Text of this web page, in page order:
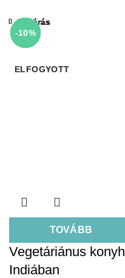
-10%
ELFOGYOTT
TOVÁBB
Bezárás
Vegetáriánus
Indiában
-10%
ELFOGYOTT
Bezárás
-10%
ELFOGYOTT
Bezárás
-10%
ELFOGYOTT
Bezárás
-10%
ELFOGYOTT
Bezárás
-10%
ELFOGYOTT
Bezárás
-10%
ELFOGYOTT
Bezárás
-10%
ELFOGYOTT
Bezárás